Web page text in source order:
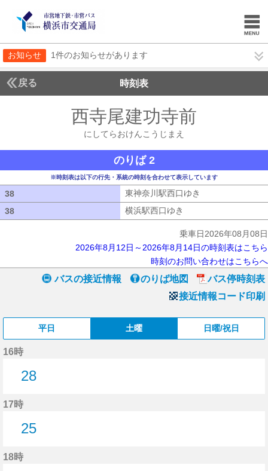
お知らせ 1件のお知らせがあります
戻る 時刻表
西寺尾建功寺前
にしてらおけんこうじまえ
のりば 2
※時刻表は以下の行先・系統の時刻を合わせて表示しています
38 東神奈川駅西口ゆき
38
横浜駅西口ゆき
乗車日2026年08月08日
2026年8月12日～2026年8月14日の時刻表はこちら
時刻のお問い合わせはこちらへ
バスの接近情報 のりば地図
バス停時刻表
接近情報コード印刷
平日 土曜 日曜/祝日
16時
28
17時
25
18時